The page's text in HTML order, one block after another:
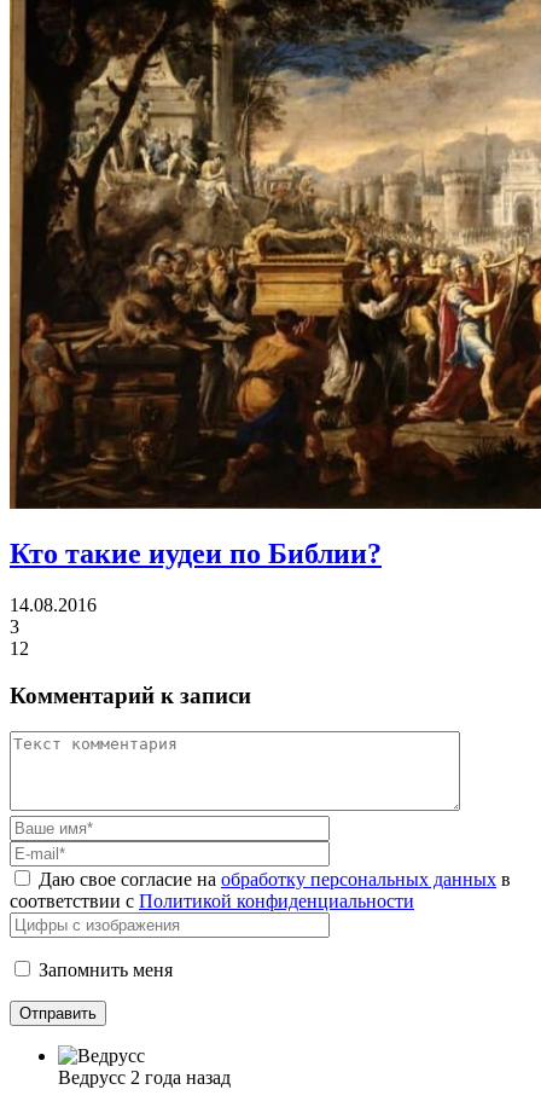
Кто такие иудеи по Библии?
14.08.2016
3
12
Комментарий к записи
Даю свое согласие на обработку персональных данных в
соответствии с Политикой конфиденциальности
Запомнить меня
Ведрусс 2 года назад